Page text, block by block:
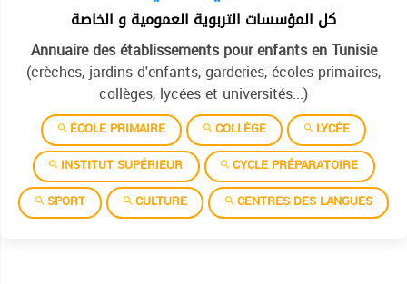
كل المؤسسات التربوية العمومية و الخاصة
Annuaire des établissements pour enfants en Tunisie
(crèches, jardins d'enfants, garderies, écoles primaires,
collèges, lycées et universités...)
ÉCOLE PRIMAIRE COLLÈGE
LYCÉE
INSTITUT SUPÉRIEUR
CYCLE PRÉPARATOIRE
SPORT
CULTURE CENTRES DES LANGUES